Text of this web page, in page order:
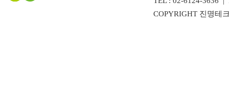
COPYRIGHT 진명테